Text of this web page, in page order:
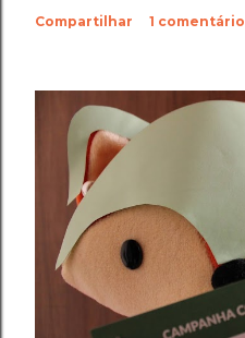
Compartilhar 1 comentário